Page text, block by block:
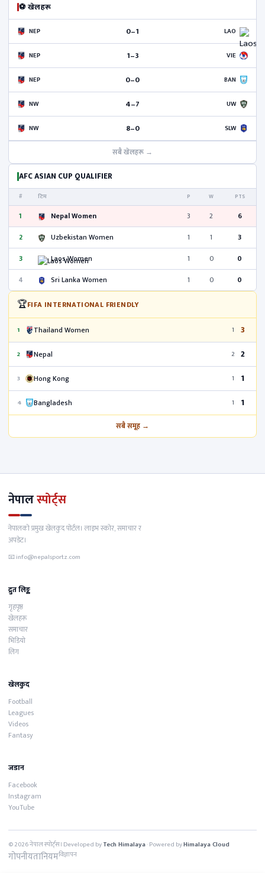
⚽ खेलहरू
NEP 0–1 LAO
NEP 1–3 VIE
NEP 0–0 BAN
NW 4–7 UW
NW 8–0 SLW
सबै खेलहरू →
AFC ASIAN CUP QUALIFIER
# टिम P W PTS
1 Nepal Women 3 2
6
2
Uzbekistan Women 1 1
3
3
Laos Women 1 0
0
4
Sri Lanka Women 1 0 0
🏆FIFA INTERNATIONAL FRIENDLY
1 Thailand Women 1 3
2 Nepal 2 2
3 Hong Kong 1 1
4 Bangladesh 1 1
सबै समूह →
नेपालस्पोर्ट्स
नेपालको प्रमुख खेलकुद पोर्टल। लाइभ स्कोर, समाचार र
अपडेट।
📧info@nepalsportz.com
द्रुत लिङ्क
गृहपृष्ठ
खेलहरू
समाचार
भिडियो
लिग
खेलकुद
Football
Leagues
Videos
Fantasy
जडान
Facebook
Instagram
YouTube
© 2026 नेपाल स्पोर्ट्स। Developed byTech Himalaya· Powered byHimalaya Cloud
गोपनीयतानियमविज्ञापन